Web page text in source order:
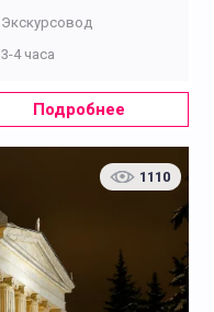
Экскурсовод
3-4 часа
Подробнее
1110